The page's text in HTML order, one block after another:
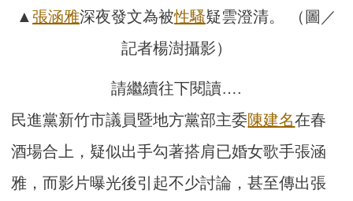
▲ 張涵雅深夜發文為被性騷疑雲澄清。 （圖／
記者楊澍攝影）
請繼續往下閱讀….
民進黨新竹市議員暨地方黨部主委陳建名在春
酒場合上，疑似出手勾著搭肩已婚女歌手張涵
雅，而影片曝光後引起不少討論，甚至傳出張